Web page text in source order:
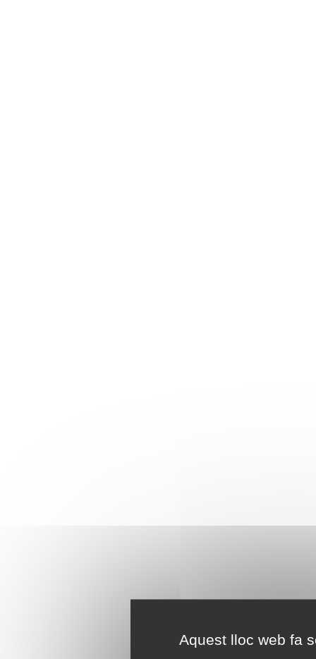
Aquest lloc web fa